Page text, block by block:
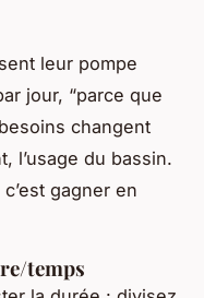
leur pompe
jour, “parce que
changent
l’usage du bassin.
gagner en
temps